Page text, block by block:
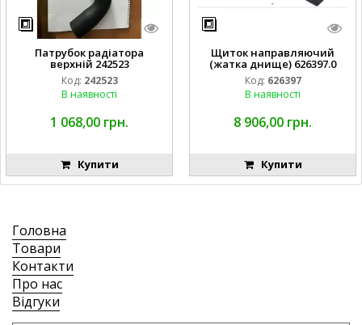
Патрубок радіатора
верхній 242523
Код: 242523
В наявності
1 068,00 грн.
Купити
Щиток направляючий
(жатка днище) 626397.0
Код: 626397
В наявності
8 906,00 грн.
Купити
Головна
Товари
Контакти
Про нас
Відгуки